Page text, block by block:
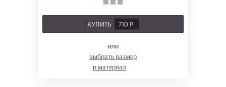
КУПИТЬ 710 Р.
или
выбрать размер
и материал